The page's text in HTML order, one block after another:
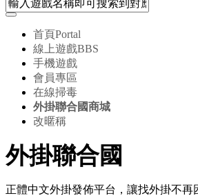
首頁Portal
線上遊戲BBS
手機遊戲
會員專區
在線掃毒
外掛聯合國商城
改暱稱
外掛聯合國
正體中文外掛發佈平台，讓找外掛不再